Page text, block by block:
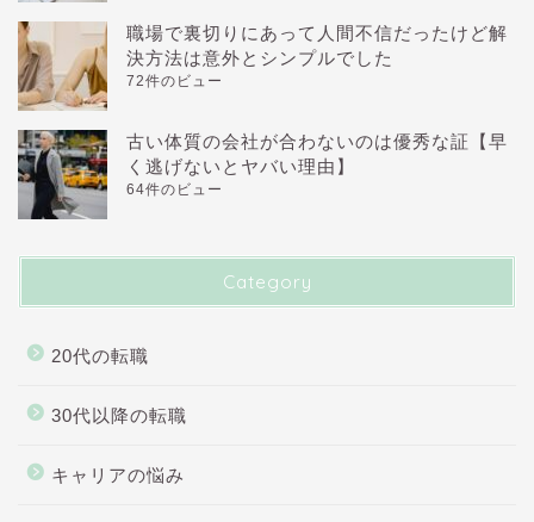
職場で裏切りにあって人間不信だったけど解
決方法は意外とシンプルでした
72件のビュー
古い体質の会社が合わないのは優秀な証【早
く逃げないとヤバい理由】
64件のビュー
Category
20代の転職
30代以降の転職
キャリアの悩み